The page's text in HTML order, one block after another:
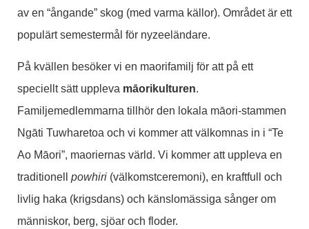
av en “ångande” skog (med varma källor). Området är ett
populärt semestermål för nyzeeländare.
På kvällen besöker vi en maorifamilj för att på ett
speciellt sätt uppleva māorikulturen.
Familjemedlemmarna tillhör den lokala māori-stammen
Ngāti Tuwharetoa och vi kommer att välkomnas in i “Te
Ao Māori”, maoriernas värld. Vi kommer att uppleva en
traditionell powhiri (välkomstceremoni), en kraftfull och
livlig haka (krigsdans) och känslomässiga sånger om
människor, berg, sjöar och floder.